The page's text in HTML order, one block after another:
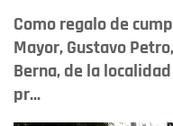
Como regalo de
Mayor, Gustavo
Berna, de la
pr...